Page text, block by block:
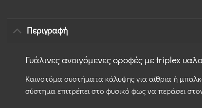
Περιγραφή
Γυάλινες ανοιγόμενες οροφές με triplex
Καινοτόμα συστήματα κάλυψης για αίθρια ή
σύστημα επιτρέπει στο φυσικό φως να περάσει